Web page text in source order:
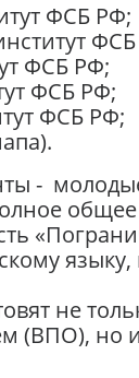
ФСБ РФ;
ФСБ РФ;
ФСБ РФ;
ФСБ РФ;
-
общее
не
(ВПО), но